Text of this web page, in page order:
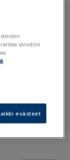
Wilman
ja siirtyvät
sivuston
evästeet